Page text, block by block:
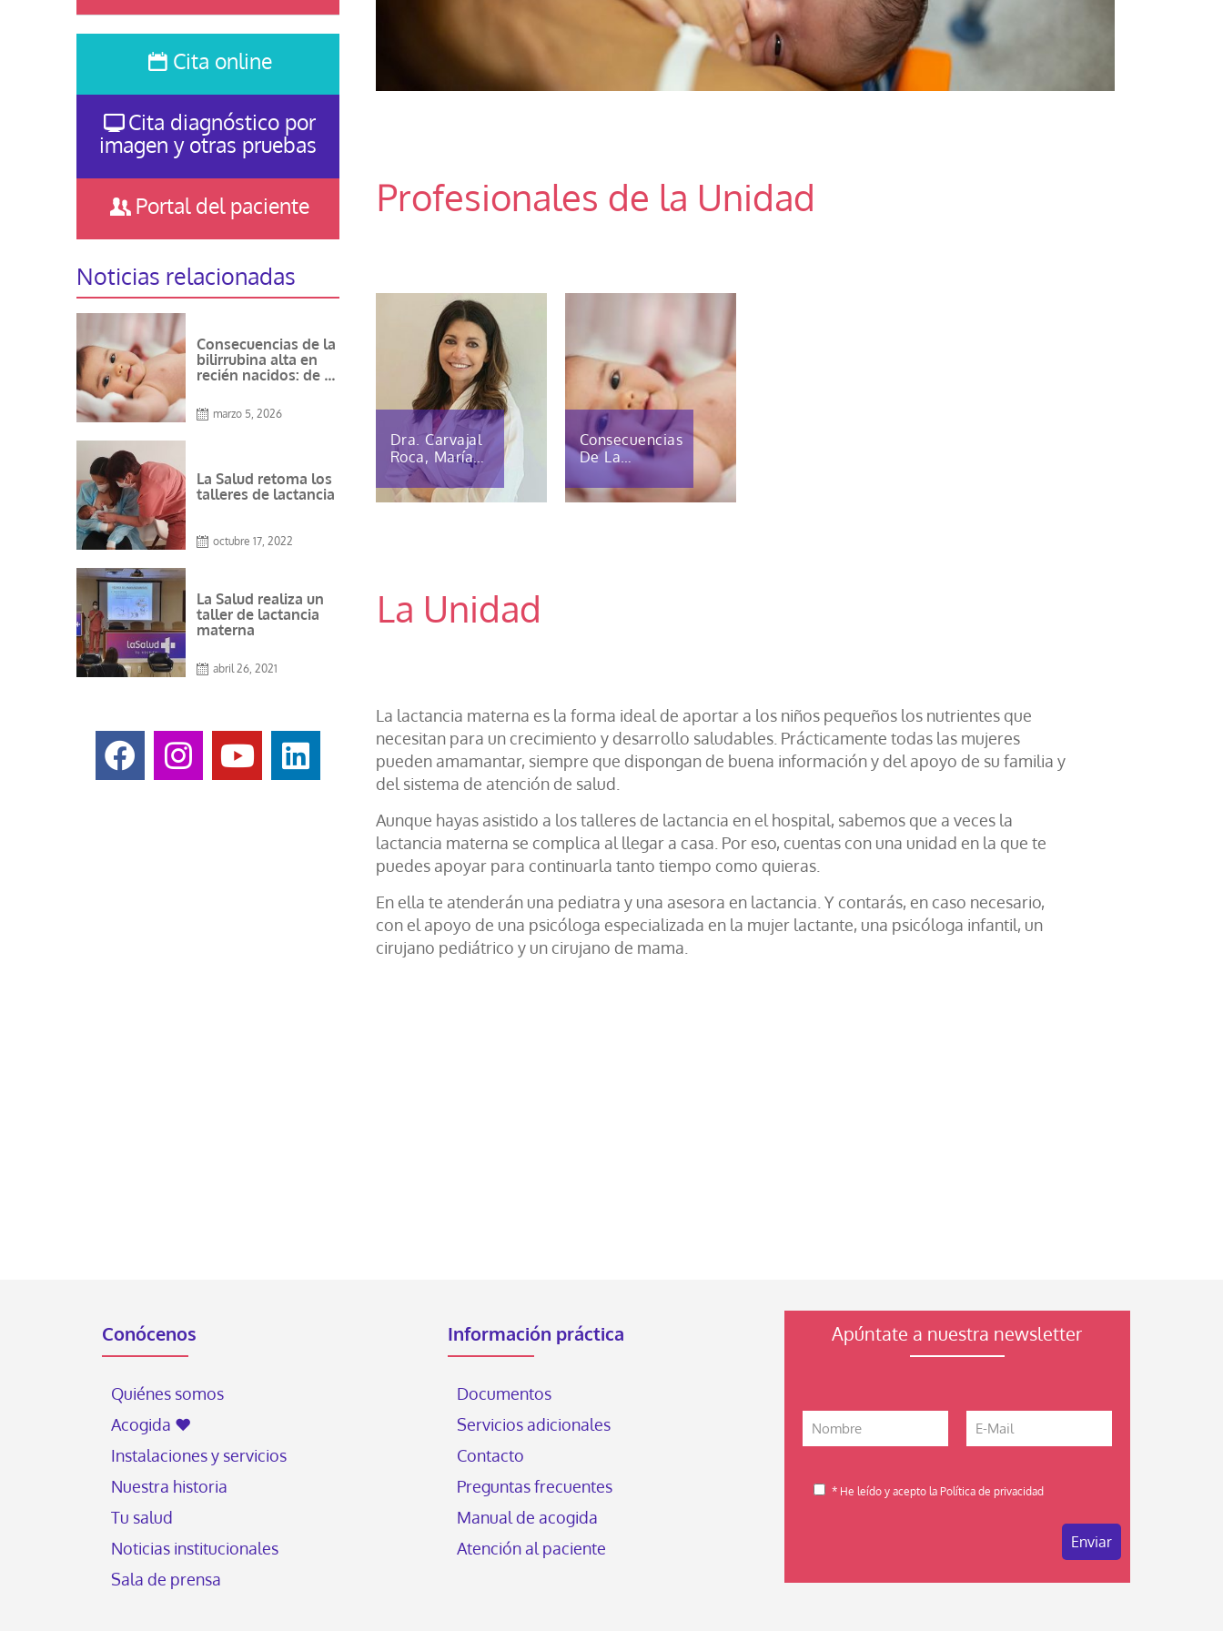
Cita online
Cita diagnóstico por
imagen y otras pruebas
Portal del paciente
Noticias relacionadas
Consecuencias de la
bilirrubina alta en
recién nacidos: de lo
marzo 5, 2026
La Salud retoma los
talleres de lactancia
octubre 17, 2022
La Salud realiza un
taller de lactancia
materna
abril 26, 2021
Profesionales de la Unidad
Dra. Carvajal
Roca, María
Eva
Consecuencias
De La
Bilirrubina
Alta En
Recién
La Unidad
La lactancia materna es la forma ideal de aportar a los niños pequeños los nutrientes que
necesitan para un crecimiento y desarrollo saludables. Prácticamente todas las mujeres
pueden amamantar, siempre que dispongan de buena información y del apoyo de su familia y
del sistema de atención de salud.
Aunque hayas asistido a los talleres de lactancia en el hospital, sabemos que a veces la
lactancia materna se complica al llegar a casa. Por eso, cuentas con una unidad en la que te
puedes apoyar para continuarla tanto tiempo como quieras.
En ella te atenderán una pediatra y una asesora en lactancia. Y contarás, en caso necesario,
con el apoyo de una psicóloga especializada en la mujer lactante, una psicóloga infantil, un
cirujano pediátrico y un cirujano de mama.
Conócenos
Quiénes somos
Acogida ♥
Instalaciones y servicios
Nuestra historia
Tu salud
Noticias institucionales
Sala de prensa
Información práctica
Documentos
Servicios adicionales
Contacto
Preguntas frecuentes
Manual de acogida
Atención al paciente
Apúntate a nuestra newsletter
* He leído y acepto la Política de privacidad